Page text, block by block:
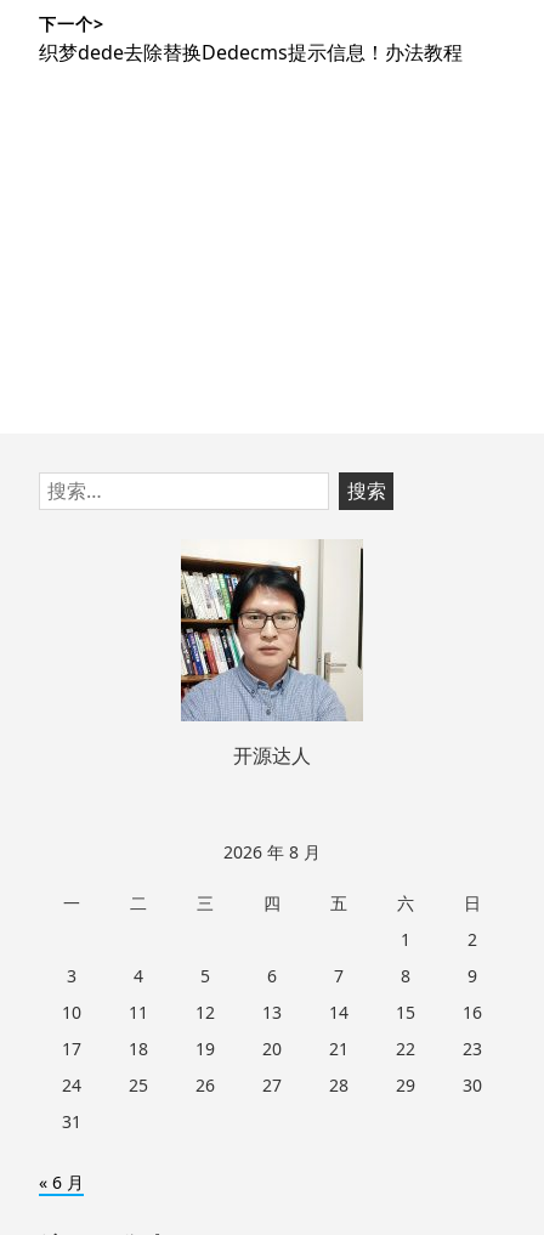
导
航
文
章：
下一个>
下
织梦dede去除替换Dedecms提示信息！办法教程
跳
至
搜
索：
开源达人
2026 年 8 月
一 二 三 四 五 六
日
1
2
3
4 5 6 7 8
9
10
11 12 13 14 15
16
17
18 19 20 21 22
23
24
25 26 27 28 29
30
31
« 6 月